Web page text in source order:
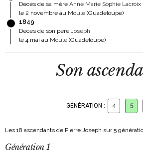
Décès de sa mère Anne Marie Sophie Lacroix
le 2 novembre au Moule (Guadeloupe)
1849
Décès de son père Joseph
le 4 mai au Moule (Guadeloupe)
Son
GÉNÉRATION : 4 5
Les 18 ascendants de Pierre Joseph sur 5
Génération 1